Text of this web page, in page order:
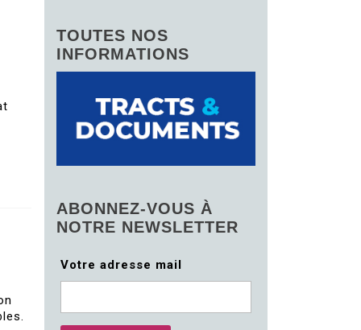
TOUTES NOS
INFORMATIONS
ABONNEZ-VOUS À
NOTRE NEWSLETTER
Votre adresse mail